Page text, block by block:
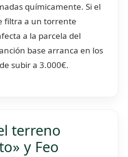
químicamente. Si el
filtra a un torrente
a la parcela del
base arranca en los
subir a 3.000€.
terreno
y Feo